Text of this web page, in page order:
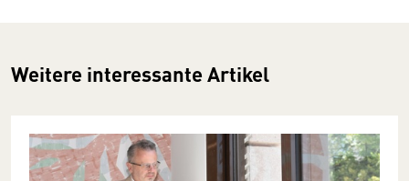
Weitere interessante Artikel